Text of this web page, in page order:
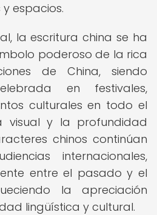
espacios.
la escritura china se ha
poderoso de la rica
de China, siendo
en festivales,
culturales en todo el
visual y la profundidad
chinos continúan
internacionales,
entre el pasado y el
la apreciación
lingüística y cultural.